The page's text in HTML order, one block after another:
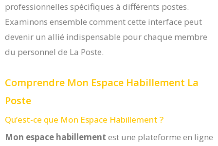
professionnelles spécifiques à différents postes.
Examinons ensemble comment cette interface peut
devenir un allié indispensable pour chaque membre
du personnel de La Poste.
Comprendre Mon Espace Habillement La
Poste
Qu’est-ce que Mon Espace Habillement ?
Mon espace habillement est une plateforme en ligne